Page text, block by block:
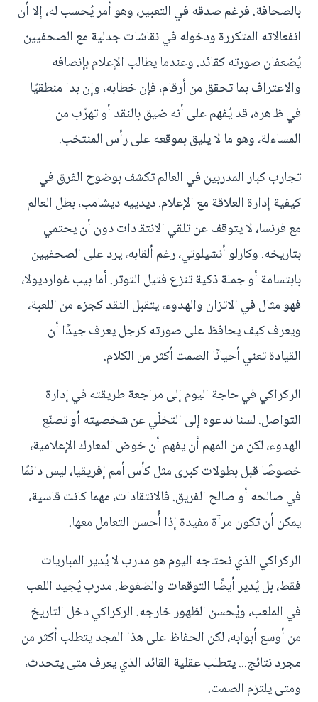
بالصحافة. فرغم صدقه في التعبير، وهو أمر يُحسب له، إلا أن
انفعالاته المتكررة ودخوله في نقاشات جدلية مع الصحفيين
يُضعفان صورته كقائد. وعندما يطالب الإعلام بإنصافه
والاعتراف بما تحقق من أرقام، فإن خطابه، وإن بدا منطقيًا
في ظاهره، قد يُفهم على أنه ضيق بالنقد أو تهرّب من
المساءلة، وهو ما لا يليق بموقعه على رأس المنتخب.
تجارب كبار المدربين في العالم تكشف بوضوح الفرق في
كيفية إدارة العلاقة مع الإعلام. ديدييه ديشامب، بطل العالم
مع فرنسا، لا يتوقف عن تلقي الانتقادات دون أن يحتمي
بتاريخه. وكارلو أنشيلوتي، رغم ألقابه، يرد على الصحفيين
بابتسامة أو جملة ذكية تنزع فتيل التوتر. أما بيب غوارديولا،
فهو مثال في الاتزان والهدوء، يتقبل النقد كجزء من اللعبة،
ويعرف كيف يحافظ على صورته كرجل يعرف جيدًا أن
القيادة تعني أحيانًا الصمت أكثر من الكلام.
الركراكي في حاجة اليوم إلى مراجعة طريقته في إدارة
التواصل. لسنا ندعوه إلى التخلّي عن شخصيته أو تصنّع
الهدوء، لكن من المهم أن يفهم أن خوض المعارك الإعلامية،
خصوصًا قبل بطولات كبرى مثل كأس أمم إفريقيا، ليس دائمًا
في صالحه أو صالح الفريق. فالانتقادات، مهما كانت قاسية،
يمكن أن تكون مرآة مفيدة إذا أُحسن التعامل معها.
الركراكي الذي نحتاجه اليوم هو مدرب لا يُدير المباريات
فقط، بل يُدير أيضًا التوقعات والضغوط. مدرب يُجيد اللعب
في الملعب، ويُحسن الظهور خارجه. الركراكي دخل التاريخ
من أوسع أبوابه، لكن الحفاظ على هذا المجد يتطلب أكثر من
مجرد نتائج... يتطلب عقلية القائد الذي يعرف متى يتحدث،
ومتى يلتزم الصمت.